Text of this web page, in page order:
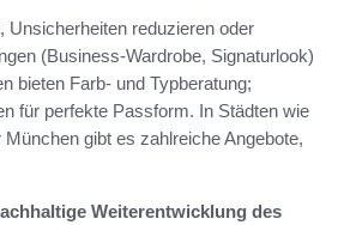
Unsicherheiten reduzieren oder
(Business‑Wardrobe, Signaturlook)
bieten Farb‑ und Typberatung;
für perfekte Passform. In Städten wie
gibt es zahlreiche Angebote,
Weiterentwicklung des